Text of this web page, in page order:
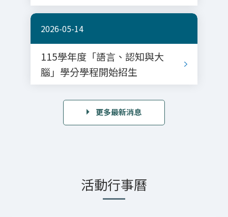
2026-05-14
115學年度「語言、認知與大
腦」學分學程開始招生
更多最新消息
活動行事曆